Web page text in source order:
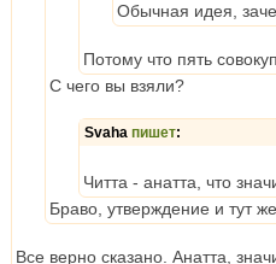
Обычная идея,
Потому что пять
С чего вы взяли?
Svaha пишет:
Читта - анатта, что
Браво, утверждение и тут
Все верно сказано. Анатта,